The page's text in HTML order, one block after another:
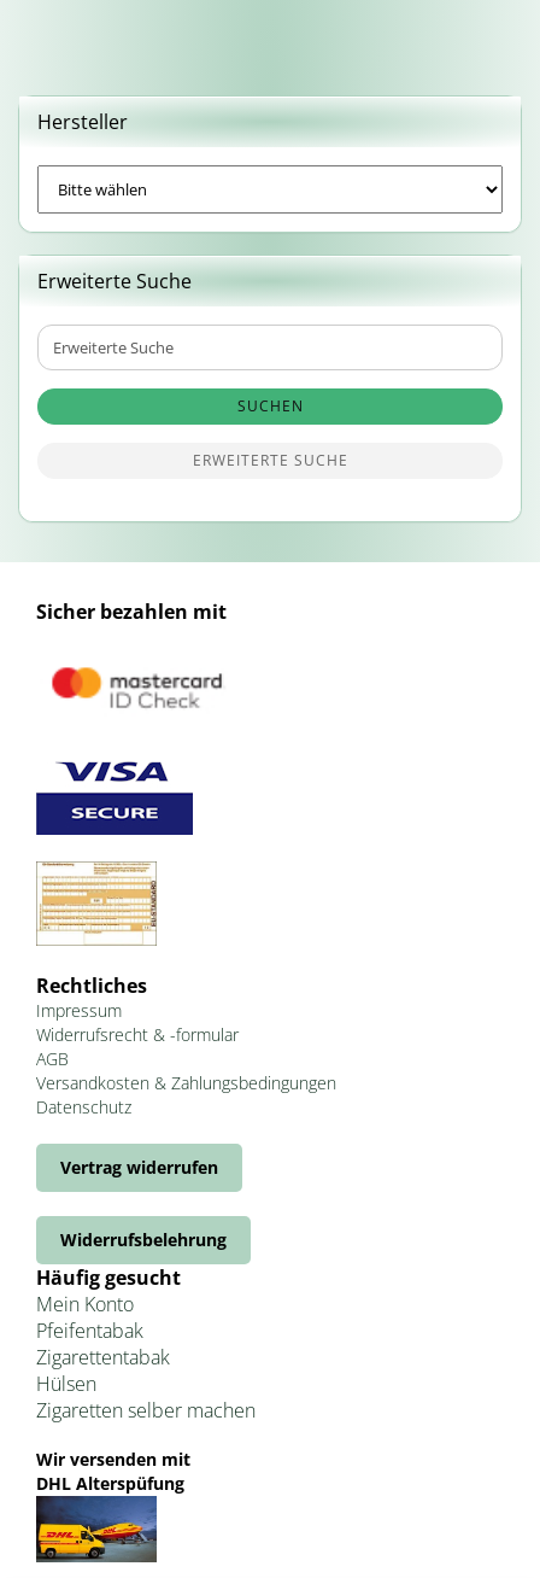
Hersteller
Erweiterte Suche
Erweiterte
Suche
SUCHEN
ERWEITERTE SUCHE
Sicher bezahlen mit
Rechtliches
Impressum
Widerrufsrecht & -formular
AGB
Versandkosten & Zahlungsbedingungen
Datenschutz
Vertrag widerrufen
Widerrufsbelehrung
Häufig gesucht
Mein Konto
Pfeifentabak
Zigarettentabak
Hülsen
Zigaretten selber machen
Wir versenden mit
DHL Alterspüfung